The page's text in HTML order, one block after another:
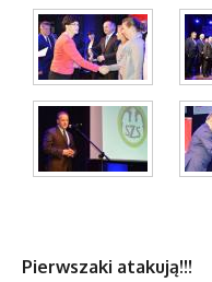
Pierwszaki atakują!!!